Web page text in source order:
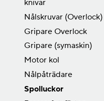
knivar
Nålskruvar (Overlock)
Gripare Overlock
Gripare (symaskin)
Motor kol
Nålpåträdare
Spolluckor